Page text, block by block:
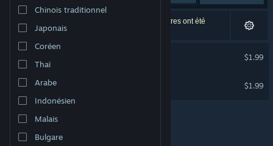
Changer la langue
Télécharger l'application mobile Steam
Voir version ordi. du site
Chinois traditionnel
Japonais
Coréen
Thaï
Arabe
Indonésien
Malais
Bulgare
2 résultats correspondent à votre recherche. 7 titres ont été
exclus selon vos préférences.
$1.99
$1.99